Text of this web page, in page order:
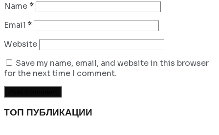
Name*
Email *
Website
Save my name, email, and website in this browser
for the next time I comment.
ТОП ПУБЛИКАЦИИ